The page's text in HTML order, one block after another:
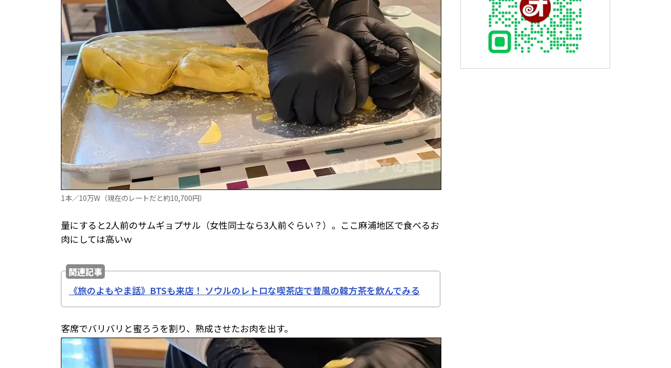
1本／10万W（現在のレートだと約10,700円）
量にすると2人前のサムギョプサル（女性同士なら3人前ぐらい？）。ここ麻浦地区で食べるお
肉にしては高いｗ
関連記事
《旅のよもやま話》BTSも来店！ ソウルのレトロな喫茶店で昔風の韓方茶を飲んでみる
客席でバリバリと蜜ろうを割り、熟成させたお肉を出す。